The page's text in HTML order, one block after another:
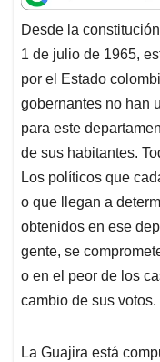
t
s
A
p
p
e
b
o
o
k
k
e
d
I
n
Desde la
1 de julio de 1965,
por el Estado
gobernantes no han
para este
de sus habitantes.
Los políticos que
o que llegan a
obtenidos en ese
gente, se
o en el peor de los
cambio de sus votos.
La Guajira está